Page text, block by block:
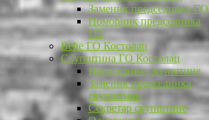
Заменик председника ГО
Помоћник председника
ГО
Веће ГО Костолац
Скупштина ГО Костолац
Председник скупштине
Заменик председника
скупштине
Секретар скупштине